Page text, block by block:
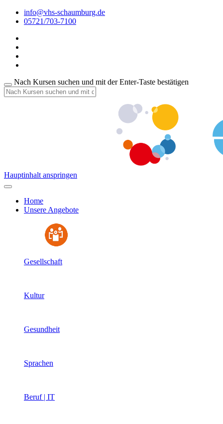
info@vhs-schaumburg.de
05721/703-7100
Nach Kursen suchen und mit der Enter-Taste bestätigen
Hauptinhalt anspringen
Home
Unsere Angebote
Gesellschaft
Kultur
Gesundheit
Sprachen
Beruf | IT